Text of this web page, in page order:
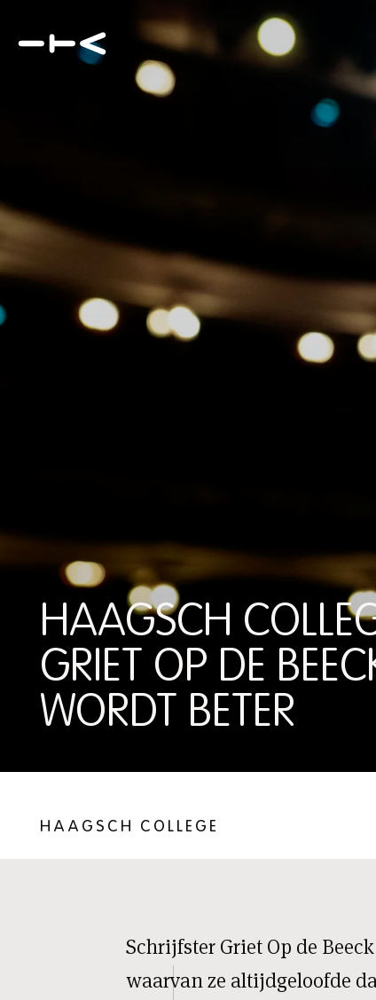
HAAGSCH
GRIET OP DE
WORDT BETER
HAAGSCH COLLEGE:
HAAGSCH COLLEGE
Schrijfster Griet Op de
waarvan ze altijdgeloofde